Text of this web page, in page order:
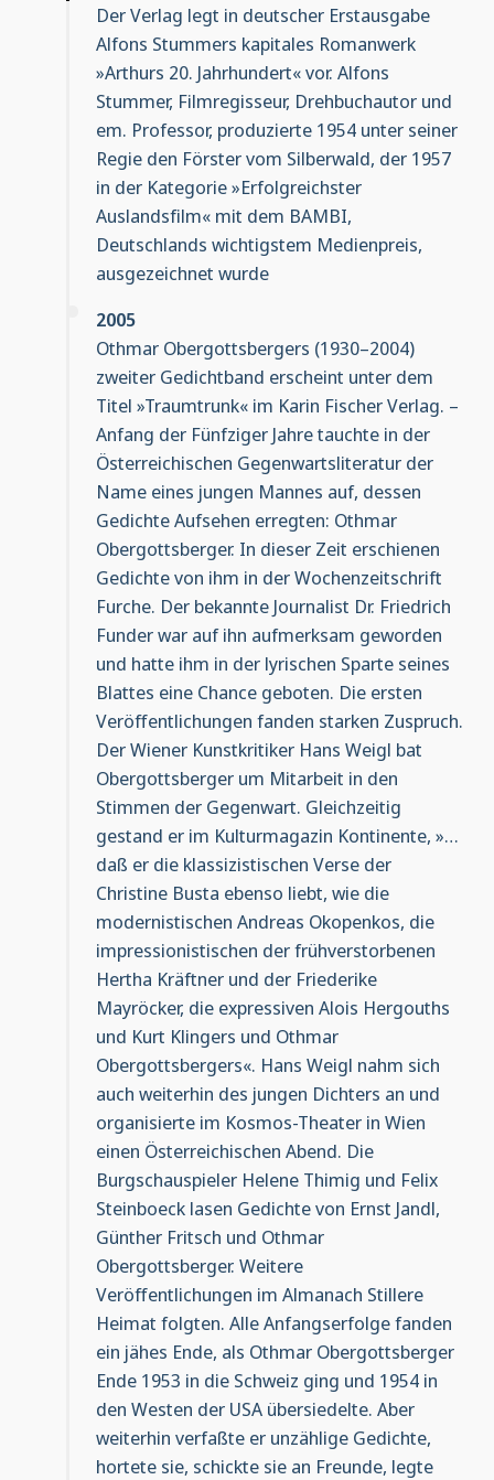
Der Verlag legt in deutscher Erstausgabe
Alfons Stummers kapitales Romanwerk
»Arthurs 20. Jahrhundert« vor. Alfons
Stummer, Filmregisseur, Drehbuchautor und
em. Professor, produzierte 1954 unter seiner
Regie den Förster vom Silberwald, der 1957
in der Kategorie »Erfolgreichster
Auslandsfilm« mit dem BAMBI,
Deutschlands wichtigstem Medienpreis,
ausgezeichnet wurde
2005
Othmar Obergottsbergers (1930–2004)
zweiter Gedichtband erscheint unter dem
Titel »Traumtrunk« im Karin Fischer Verlag. –
Anfang der Fünfziger Jahre tauchte in der
Österreichischen Gegenwartsliteratur der
Name eines jungen Mannes auf, dessen
Gedichte Aufsehen erregten: Othmar
Obergottsberger. In dieser Zeit erschienen
Gedichte von ihm in der Wochenzeitschrift
Furche. Der bekannte Journalist Dr. Friedrich
Funder war auf ihn aufmerksam geworden
und hatte ihm in der lyrischen Sparte seines
Blattes eine Chance geboten. Die ersten
Veröffentlichungen fanden starken Zuspruch.
Der Wiener Kunstkritiker Hans Weigl bat
Obergottsberger um Mitarbeit in den
Stimmen der Gegenwart. Gleichzeitig
gestand er im Kulturmagazin Kontinente, »…
daß er die klassizistischen Verse der
Christine Busta ebenso liebt, wie die
modernistischen Andreas Okopenkos, die
impressionistischen der frühverstorbenen
Hertha Kräftner und der Friederike
Mayröcker, die expressiven Alois Hergouths
und Kurt Klingers und Othmar
Obergottsbergers«. Hans Weigl nahm sich
auch weiterhin des jungen Dichters an und
organisierte im Kosmos-Theater in Wien
einen Österreichischen Abend. Die
Burgschauspieler Helene Thimig und Felix
Steinboeck lasen Gedichte von Ernst Jandl,
Günther Fritsch und Othmar
Obergottsberger. Weitere
Veröffentlichungen im Almanach Stillere
Heimat folgten. Alle Anfangserfolge fanden
ein jähes Ende, als Othmar Obergottsberger
Ende 1953 in die Schweiz ging und 1954 in
den Westen der USA übersiedelte. Aber
weiterhin verfaßte er unzählige Gedichte,
hortete sie, schickte sie an Freunde, legte